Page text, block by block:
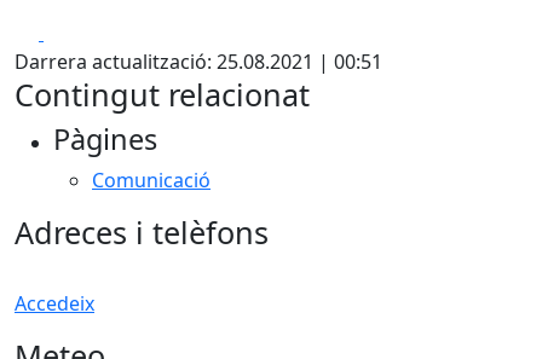
Darrera actualització: 25.08.2021 | 00:51
Contingut relacionat
Pàgines
Comunicació
Adreces i telèfons
Accedeix